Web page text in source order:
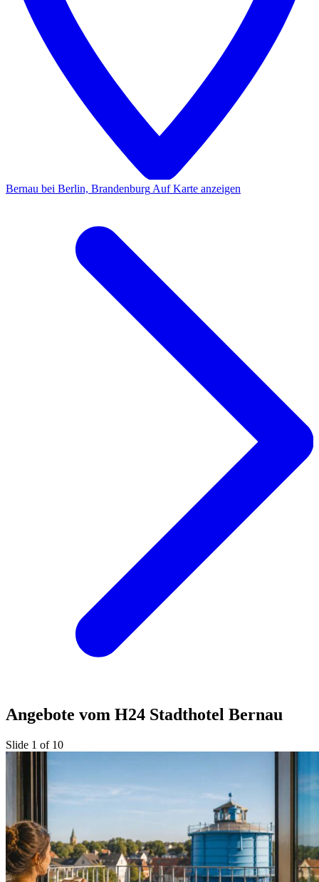
Bernau bei Berlin, Brandenburg Auf Karte anzeigen
Angebote vom H24 Stadthotel Bernau
Slide 1 of 10